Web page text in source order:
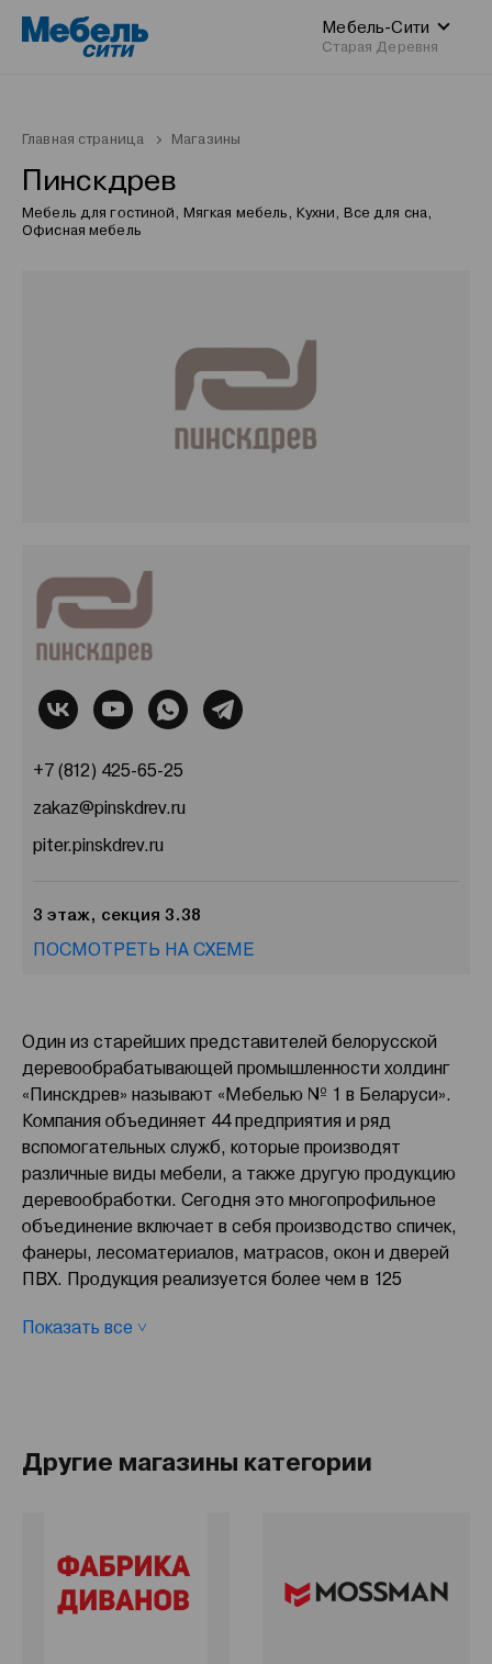
Мебель-Сити
Старая Деревня
Главная страница Магазины
Пинскдрев
Мебель для гостиной, Мягкая мебель, Кухни, Все для сна,
Офисная мебель
+7 (812) 425-65-25
zakaz@pinskdrev.ru
piter.pinskdrev.ru
3 этаж, секция 3.38
ПОСМОТРЕТЬ НА СХЕМЕ
Один из старейших представителей белорусской
деревообрабатывающей промышленности холдинг
«Пинскдрев» называют «Мебелью № 1 в Беларуси».
Компания объединяет 44 предприятия и ряд
вспомогательных служб, которые производят
различные виды мебели, а также другую продукцию
деревообработки. Сегодня это многопрофильное
объединение включает в себя производство спичек,
фанеры, лесоматериалов, матрасов, окон и дверей
ПВХ. Продукция реализуется более чем в 125
холдинг приобрел благодаря изготовлению
потребителей и возможностями производства.
отличает элегантный стиль и соответствие модным
тенденциям. Дизайнеры разрабатывают новые
Показать все ˅
Другие магазины категории